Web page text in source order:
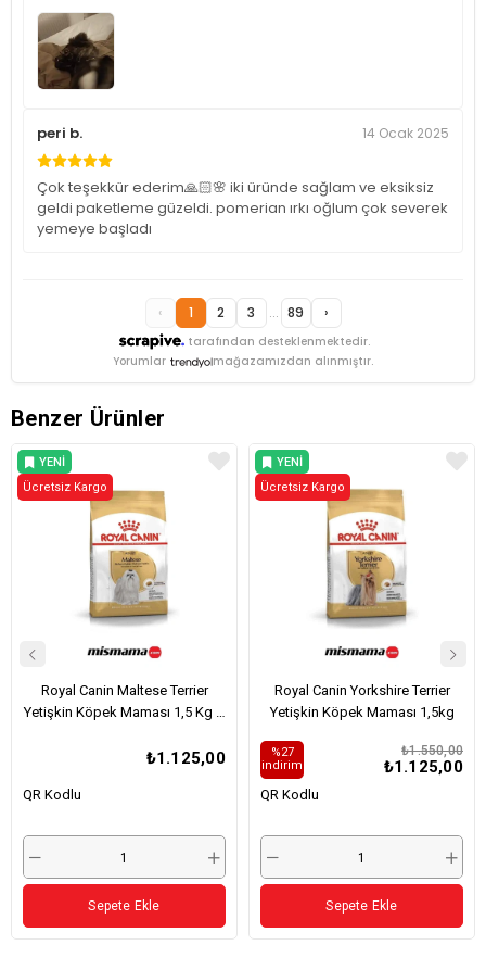
peri b. 14 Ocak 2025
Çok teşekkür ederim🙏🏻🌸 iki üründe sağlam ve eksiksiz
geldi paketleme güzeldi. pomerian ırkı oğlum çok severek
yemeye başladı
tarafından desteklenmektedir.
‹ 1 2 3 ... 89 ›
Yorumlar mağazamızdan alınmıştır.
Benzer Ürünler
Royal Canin Maltese Terrier
Yetişkin Köpek Maması 1,5 Kg –
Kontrolü₺1.125,00
QR Kodlu
Sepete Ekle
YENI
ÜRÜN
Ücretsiz Kargo
Royal Canin Yorkshire Terrier
Yetişkin Köpek Maması 1,5kg
₺1.125,00
₺1.550,00
%27
i̇ndirim
QR Kodlu
Sepete Ekle
YENI
ÜRÜN
Ücretsiz Kargo